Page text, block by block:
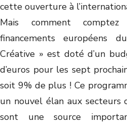
cette ouverture à
Mais comment
financements européens
Créative » est doté d’un
d’euros pour les sept
soit 9% de plus ! Ce
un nouvel élan aux
sont une source